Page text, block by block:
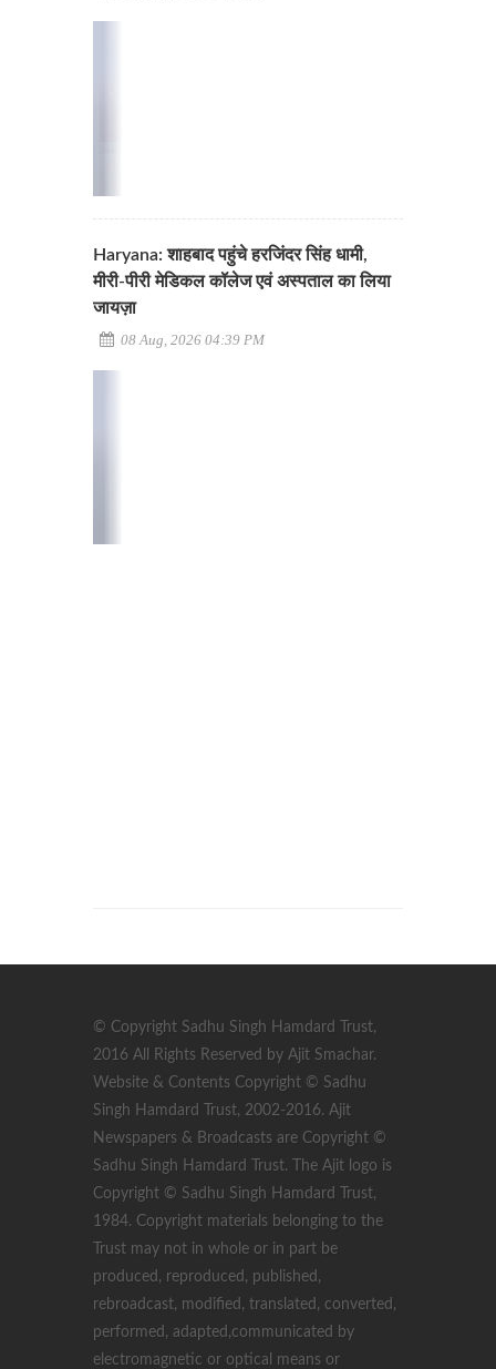
Haryana: शाहबाद पहुंचे हरजिंदर सिंह धामी,
मीरी-पीरी मेडिकल कॉलेज एवं अस्पताल का लिया
जायज़ा
08 Aug, 2026 04:39 PM
© Copyright Sadhu Singh Hamdard Trust,
2016 All Rights Reserved by Ajit Smachar.
Website & Contents Copyright © Sadhu
Singh Hamdard Trust, 2002-2016. Ajit
Newspapers & Broadcasts are Copyright ©
Sadhu Singh Hamdard Trust. The Ajit logo is
Copyright © Sadhu Singh Hamdard Trust,
1984. Copyright materials belonging to the
Trust may not in whole or in part be
produced, reproduced, published,
rebroadcast, modified, translated, converted,
performed, adapted,communicated by
electromagnetic or optical means or